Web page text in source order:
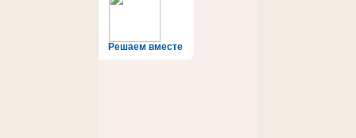
Решаем вместе